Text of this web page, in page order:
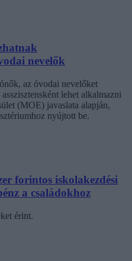
nevelők
az óvodai nevelőket
lehet alkalmazni
(MOE) javaslata alapján,
nyújtott be.
forintos iskolakezdési
a családokhoz
érint.